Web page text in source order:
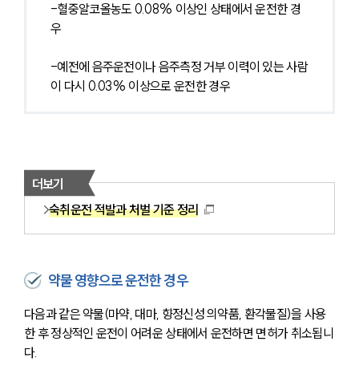
-혈중알코올농도 0.08% 이상인 상태에서 운전한 경
우
-예전에 음주운전이나 음주측정 거부 이력이 있는 사람
이 다시 0.03% 이상으로 운전한 경우
더보기
숙취운전 적발과 처벌 기준 정리
약물 영향으로 운전한 경우
다음과 같은 약물(마약, 대마, 향정신성 의약품, 환각물질)을 사용
한 후 정상적인 운전이 어려운 상태에서 운전하면 면허가 취소됩니
다.